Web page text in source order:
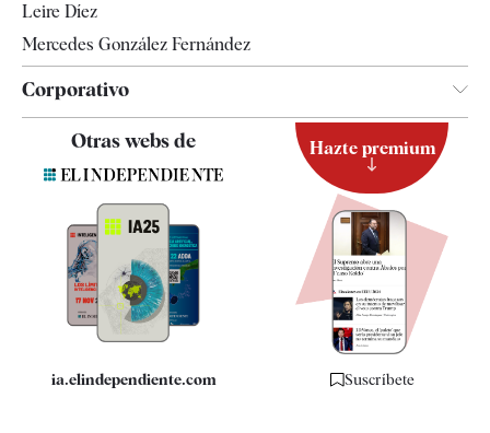
Leire Díez
Mercedes González Fernández
Corporativo
Contacto
Quiénes somos
Especificaciones
Otras webs de
ia.elindependiente.com
Hazte premium
Suscríbete